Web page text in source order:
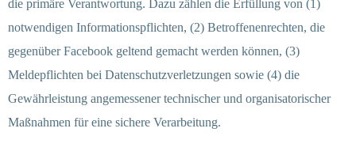
die primäre Verantwortung. Dazu zählen die Erfüllung von (1)
notwendigen Informationspflichten, (2) Betroffenenrechten, die
gegenüber Facebook geltend gemacht werden können, (3)
Meldepflichten bei Datenschutzverletzungen sowie (4) die
Gewährleistung angemessener technischer und organisatorischer
Maßnahmen für eine sichere Verarbeitung.